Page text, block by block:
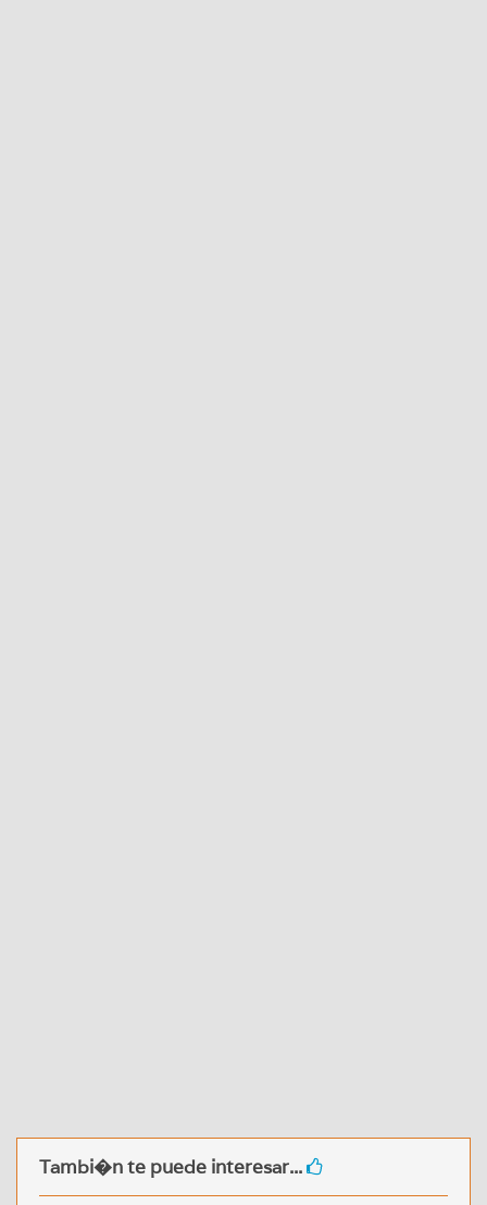
Tambi�n te puede interesar...